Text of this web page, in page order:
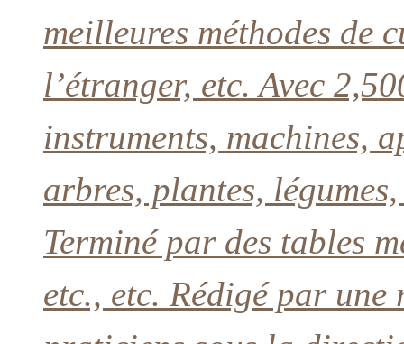
meilleures méthodes de
l’étranger, etc. Avec
instruments, machines,
arbres, plantes,
Terminé par des tables
etc., etc. Rédigé par une